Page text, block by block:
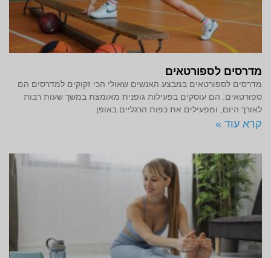
מדרסים לספורטאים
מדרסים לספורטאים במבצע האנשים שאולי הכי זקוקים למדרסים הם
ספורטאים. הם עוסקים בפעילות גופנית מאומצת במשך שעות רבות
לאורך היום, ומפעילים את כפות הרגליים באופן
קרא עוד »